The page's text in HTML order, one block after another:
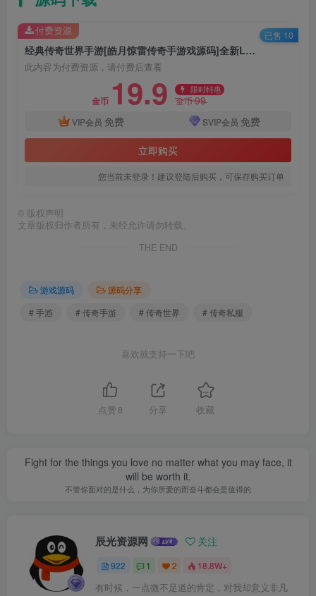
经典传奇世界手游[皓月惊雷传奇手游戏源码]全新Linux手工服务端_安卓苹果ios双端_GM超级授权工具后台_搭建教程
此内容为付费资源，请付费后查看
金币 19.9 限时特惠
金币99
VIP会员 免费 SVIP会员 免费
立即购买
您当前未登录！建议登陆后购买，可保存购买订单
付费资源 已售 10
© 版权声明
文章版权归作者所有，未经允许请勿转载。
THE END
游戏源码
源码分享
# 手游
# 传奇手游 # 传奇世界 # 传奇私服
喜欢就支持一下吧
点赞 8 分享 收藏
Fight for the things you love no matter what you may face, it
will be worth it.
不管你面对的是什么，为你所爱的而奋斗都会是值得的
辰光资源网 关注
922 1 2 18.8W+
有时候，一点微不足道的肯定，对我却意义非凡